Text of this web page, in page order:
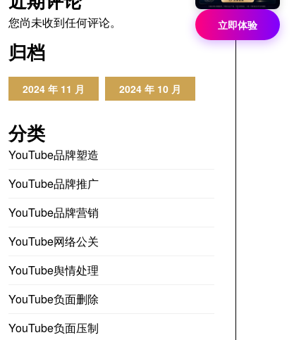
您尚未收到任何评论。
归档
2024 年 11 月 2024 年 10 月
分类
YouTube品牌塑造
YouTube品牌推广
YouTube品牌营销
YouTube网络公关
YouTube舆情处理
YouTube负面删除
YouTube负面压制
立即体验